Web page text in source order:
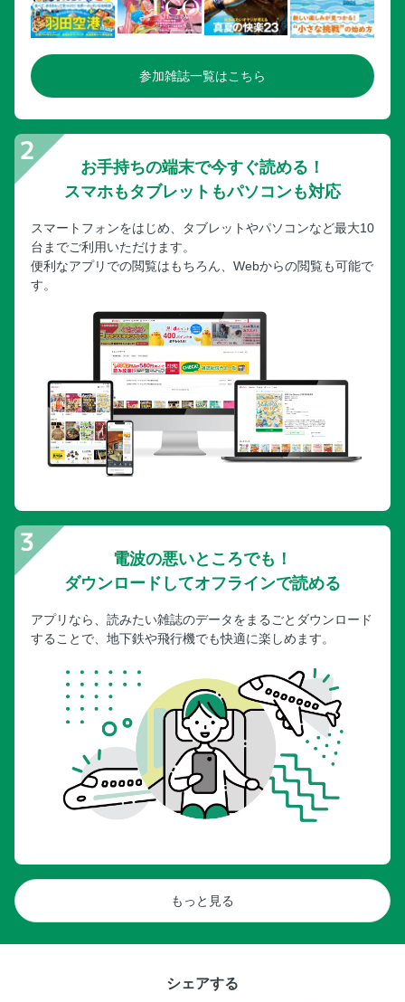
参加雑誌一覧はこちら
お手持ちの端末で今すぐ読める！
スマホもタブレットもパソコンも対応
スマートフォンをはじめ、タブレットやパソコンなど最大10
台までご利用いただけます。
便利なアプリでの閲覧はもちろん、Webからの閲覧も可能で
す。
電波の悪いところでも！
ダウンロードしてオフラインで読める
アプリなら、読みたい雑誌のデータをまるごとダウンロード
することで、地下鉄や飛行機でも快適に楽しめます。
もっと見る
シェアする